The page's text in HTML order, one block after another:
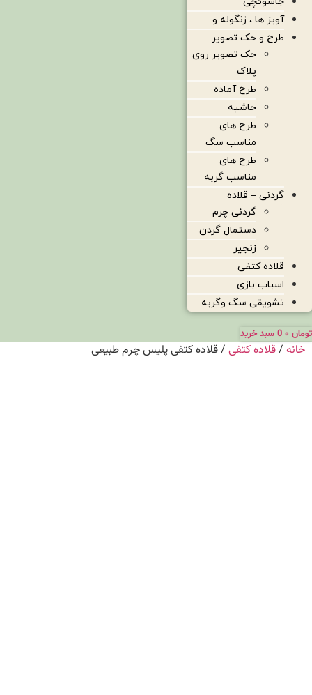
آویز ها ، زنگوله و…
طرح و حک تصویر
حک تصویر روی
پلاک
طرح آماده
حاشیه
طرح های
مناسب سگ
طرح های
مناسب گربه
گردنی – قلاده
گردنی چرم
دستمال گردن
زنجیر
قلاده کتفی
اسباب بازی
تشویقی سگ وگربه
تومان 0 سبد خرید
خانه /قلاده کتفی / قلاده کتفی پلیس چرم طبیعی